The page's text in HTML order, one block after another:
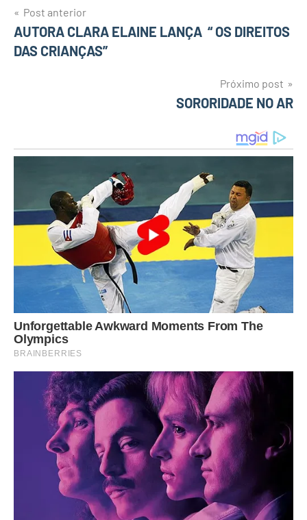
Navegação
de
Post anterior
AUTORA CLARA ELAINE LANÇA “ OS DIREITOS
DAS CRIANÇAS”
Próximo post
SORORIDADE NO AR